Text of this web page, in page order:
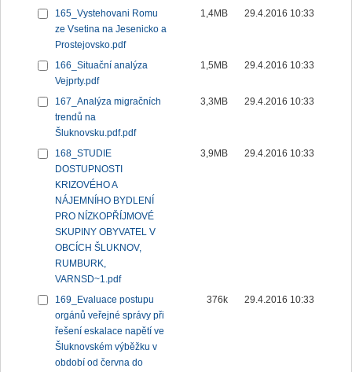
165_Vystehovani Romu
ze Vsetina na Jesenicko a
Prostejovsko.pdf
1,4MB 29.4.2016 10:33
166_Situační analýza
Vejprty.pdf
1,5MB 29.4.2016 10:33
167_Analýza migračních
trendů na
Šluknovsku.pdf.pdf
3,3MB 29.4.2016 10:33
168_STUDIE
DOSTUPNOSTI
KRIZOVÉHO A
NÁJEMNÍHO BYDLENÍ
PRO NÍZKOPŘÍJMOVÉ
SKUPINY OBYVATEL V
OBCÍCH ŠLUKNOV,
RUMBURK,
VARNSD~1.pdf
3,9MB 29.4.2016 10:33
169_Evaluace postupu
orgánů veřejné správy při
řešení eskalace napětí ve
Šluknovském výběžku v
období od června do
376k 29.4.2016 10:33